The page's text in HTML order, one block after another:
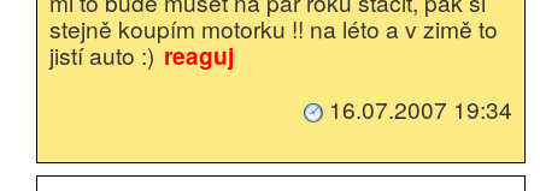
stejně koupím motorku !! na léto a v zimě to
jistí auto :)reaguj
16.07.2007 19:34